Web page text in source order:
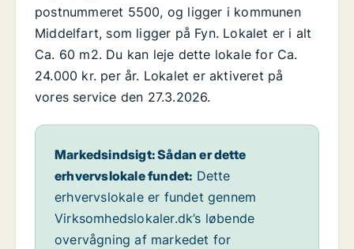
postnummeret 5500, og ligger i kommunen
Middelfart, som ligger på Fyn. Lokalet er i alt
Ca. 60 m2. Du kan leje dette lokale for Ca.
24.000 kr. per år. Lokalet er aktiveret på
vores service den 27.3.2026.
Markedsindsigt: Sådan er dette
erhvervslokale fundet: Dette
erhvervslokale er fundet gennem
Virksomhedslokaler.dk’s løbende
overvågning af markedet for